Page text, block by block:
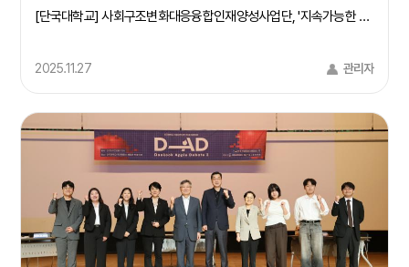
[단국대학교] 사회구조변화대응융합인재양성사업단, '지속가능한 지구환경을 위한 기후행동 캠페인' 개최(25/11/24)
2025.11.27 관리자